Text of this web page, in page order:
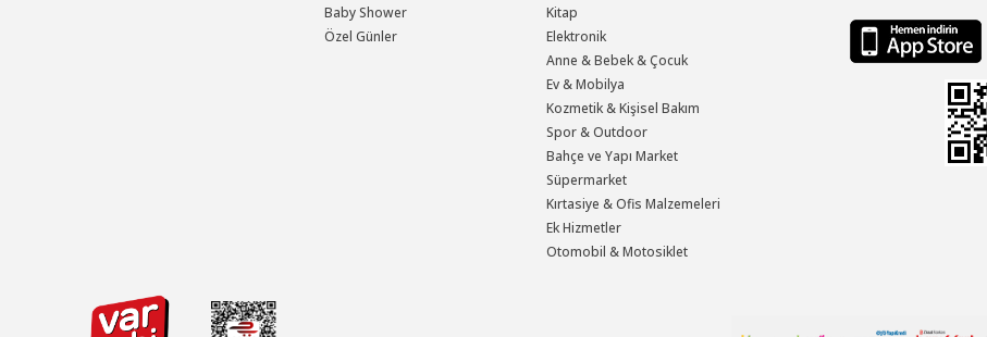
Baby Shower
Özel Günler
Kitap
Elektronik
Anne & Bebek & Çocuk
Ev & Mobilya
Kozmetik & Kişisel Bakım
Spor & Outdoor
Bahçe ve Yapı Market
Süpermarket
Kırtasiye & Ofis Malzemeleri
Ek Hizmetler
Otomobil & Motosiklet